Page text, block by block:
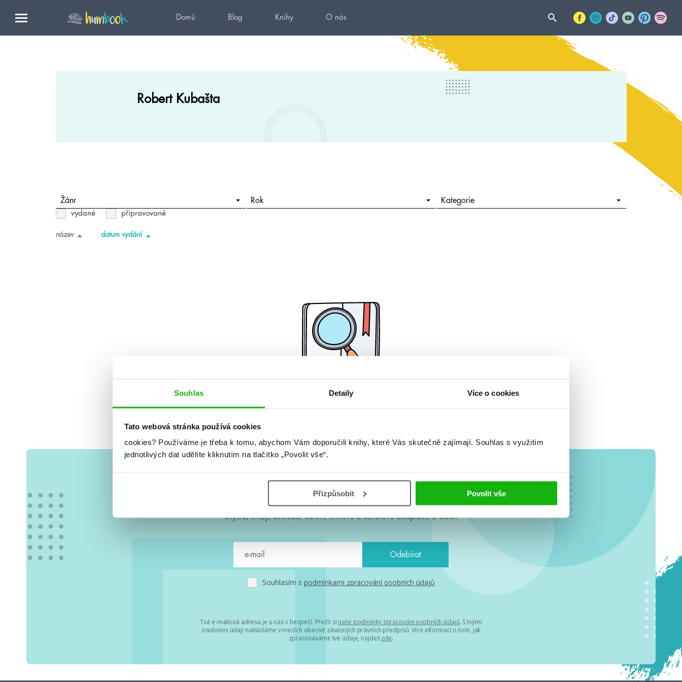
Souhlas Detaily Více o cookies
Tato webová stránka používá cookies
cookies? Používáme je třeba k tomu, abychom Vám doporučili knihy, které Vás skutečně zajímají. Souhlas s využitím
jednotlivých dat udělíte kliknutím na tlačítko „Povolit vše“.
Přizpůsobit Povolit vše
Domů Blog Knihy O nás
Robert Kubašta
Žánr Rok Kategorie
vydané připravované
název datum vydání
#HumbookNews
Vše kolem #youngadult každý měsíc rovnou do mailu! Nové knihy, co se
chystá, kvízy, soutěže, autoři, filmové a seriálové adaptace a další.
Souhlasím s podmínkami zpracování osobních údajů
Tvá e-mailová adresa je u nás v bezpečí. Přečti si naše podmínky zpracování osobních údajů. S tvými
osobními údaji nakládáme v mezích obecně závazných právních předpisů. Více informací o tom, jak
zpracováváme tvé údaje, najdeš zde.